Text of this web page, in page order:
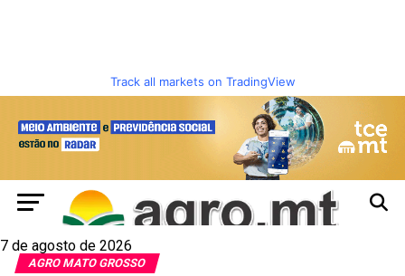
Track all markets on TradingView
7 de agosto de 2026
AGRO MATO GROSSO